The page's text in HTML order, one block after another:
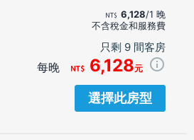
6,128/1 晚
不含稅金和服務費
只剩 9 間客房
每晚 6,128元
選擇此房型